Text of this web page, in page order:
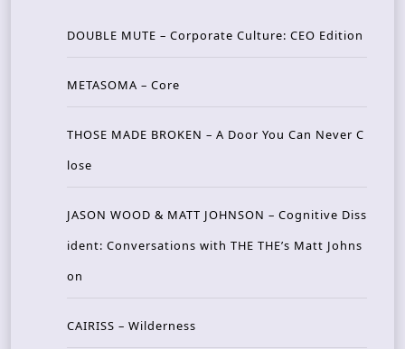
DOUBLE MUTE – Corporate Culture: CEO Edition
METASOMA – Core
THOSE MADE BROKEN – A Door You Can Never C
lose
JASON WOOD & MATT JOHNSON – Cognitive Diss
ident: Conversations with THE THE’s Matt Johns
on
CAIRISS – Wilderness